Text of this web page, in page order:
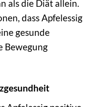
als die Diät allein.
dass Apfelessig
gesunde
Bewegung